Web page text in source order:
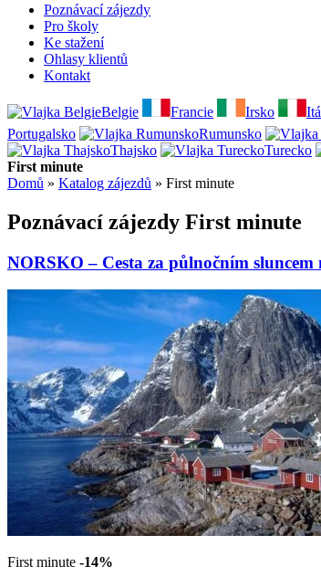
Poznávací zájezdy
Pro školy
Ke stažení
Ohlasy klientů
Kontakt
Belgie Francie Irsko
Portugalsko
Rumunsko
Thajsko
Turecko
First minute
Domů » Katalog zájezdů » First minute
Poznávací zájezdy First minute
NORSKO – Cesta za půlnočním
First minute -14%